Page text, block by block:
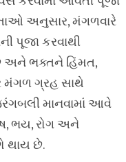
અનુસાર, મંગળવારે
પૂજા કરવાથી
અને ભક્તને હિંમત,
મંગળ ગ્રહ સાથે
માનવામાં આવે
ભય, રોગ અને
થાય છે.